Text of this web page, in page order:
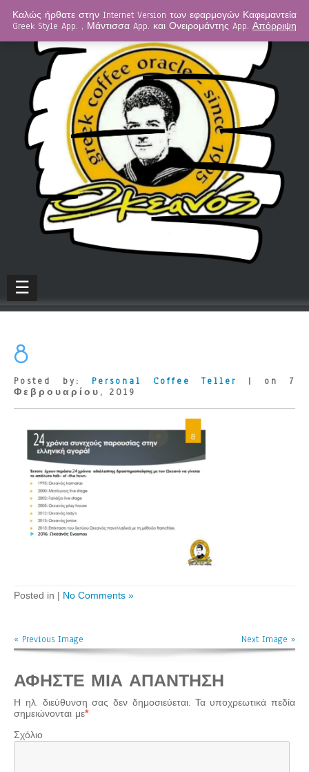
☰
8
Posted by: Personal Coffee Teller
| on 7
Φεβρουαρίου, 2019
Posted in | No Comments »
« Previous Image Next Image »
ΑΦΉΣΤΕ ΜΙΑ ΑΠΆΝΤΗΣΗ
Η ηλ. διεύθυνση σας δεν δημοσιεύεται. Τα υποχρεωτικά πεδία
σημειώνονται με*
Σχόλιο
Καλώς ήρθατε στην Internet Version των εφαρμογών Καφεμαντεία
Greek Style App. , Μάντισσα App. και Ονειρομάντης App. Απόρριψη